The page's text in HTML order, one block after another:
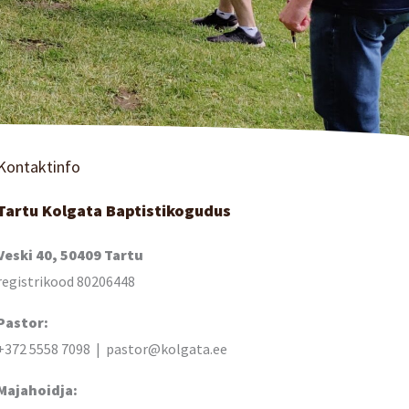
Kolgata Baptistikogudus
40, 50409 Tartu
80206448
5558 7098 | pastor@kolgata.ee